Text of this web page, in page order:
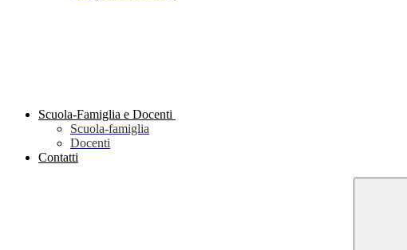
Scuola-Famiglia e Docenti
Scuola-famiglia
Docenti
Contatti